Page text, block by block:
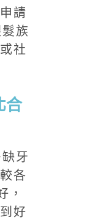
請
族
社
合
牙
各
，
好